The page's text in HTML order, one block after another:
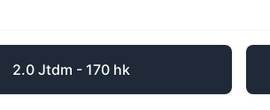
2.0 Jtdm - 170 hk